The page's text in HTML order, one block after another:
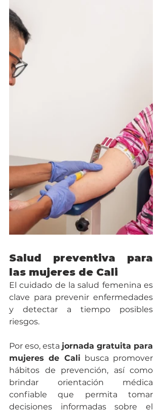
Salud preventiva para
las mujeres de Cali
El cuidado de la salud femenina es
clave para prevenir enfermedades
y detectar a tiempo posibles
riesgos.
Por eso, esta jornada gratuita para
mujeres de Cali busca promover
hábitos de prevención, así como
brindar orientación médica
confiable que permita tomar
decisiones informadas sobre el